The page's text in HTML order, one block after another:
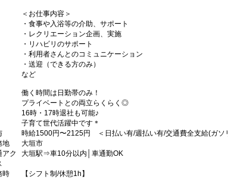
＜お仕事内容＞
・食事や入浴等の介助、サポート
・レクリエーション企画、実施
・リハビリのサポート
・利用者さんとのコミュニケーション
・送迎（できる方のみ）
など
働く時間は日勤帯のみ！
プライベートとの両立らくらく◎
16時・17時退社も可能♪
子育て世代活躍中です＊
時給1500円〜2125円 ＜日払い有/週払い有/交通費全支給(ガソ
地
大垣市
アク
大垣駅⇒車10分以内│車通勤OK
時
【シフト制/休憩1h】